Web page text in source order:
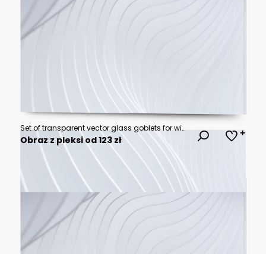
Set of transparent vector glass goblets for wine bar
Obraz z pleksi od 123 zł